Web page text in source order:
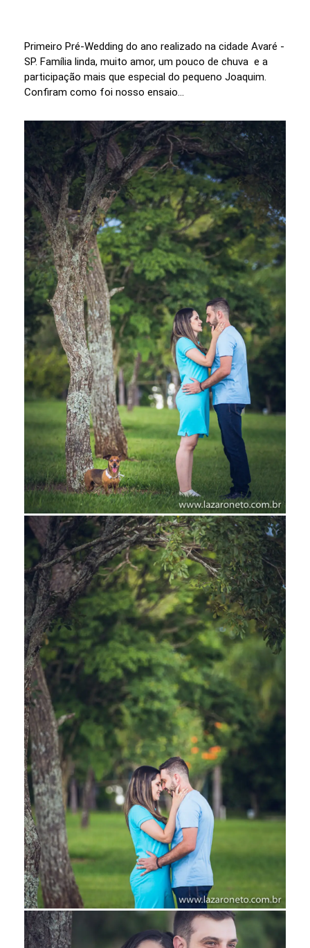
Primeiro Pré-Wedding do ano realizado na cidade Avaré -
SP. Família linda, muito amor, um pouco de chuva e a
participação mais que especial do pequeno Joaquim.
Confiram como foi nosso ensaio...